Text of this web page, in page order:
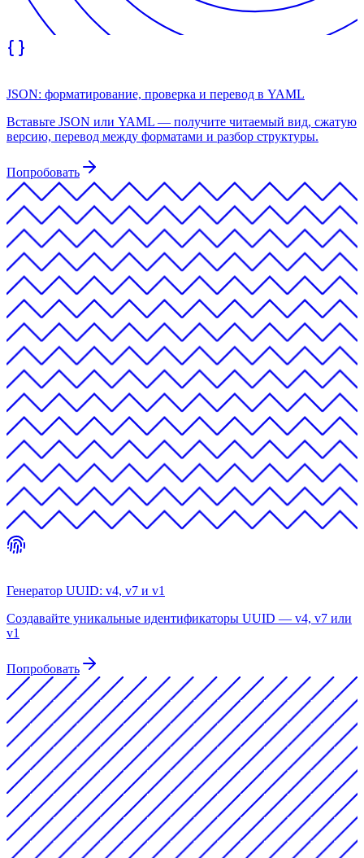
JSON: форматирование, проверка и перевод в YAML
Вставьте JSON или YAML — получите читаемый вид, сжатую
версию, перевод между форматами и разбор структуры.
Попробовать
Генератор UUID: v4, v7 и v1
Создавайте уникальные идентификаторы UUID — v4, v7 или
v1
Попробовать